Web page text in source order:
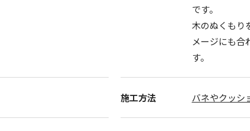
です。
木のぬくもり
メージにも合
す。
施工方法 バネやクッシ